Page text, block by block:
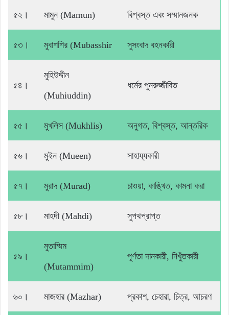
৫২। মামুন (Mamun) বিশ্বস্ত এবং সম্মানজনক
৫৩। মুবাশশির (Mubasshir সুসংবাদ বহনকারী
৫৪।
মুহিউদ্দীন
(Muhiuddin)
ধর্মের পুনরুজ্জীবিত
৫৫। মুখলিস (Mukhlis) অনুগত, বিশ্বস্ত, আন্তরিক
৫৬। মুইন (Mueen) সাহায্যকারী
৫৭। মুরাদ (Murad) চাওয়া, কাঙ্খিত, কামনা করা
৫৮। মাহদী (Mahdi) সুপথপ্রাপ্ত
৫৯।
মুতাম্মিম
(Mutammim)
পূর্ণতা দানকারী, নিখুঁতকারী
৬০। মাজহার (Mazhar) প্রকাশ, চেহারা, চিত্র, আচরণ